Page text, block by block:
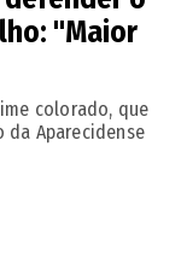
"Maior
colorado, que
da Aparecidense